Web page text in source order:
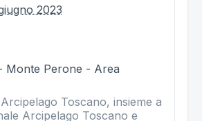
2023
Monte Perone - Area
Toscano, insieme a
Arcipelago Toscano e